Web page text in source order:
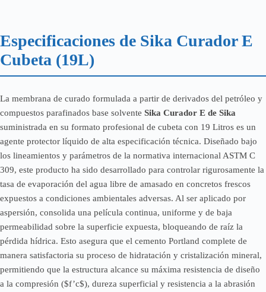
Especificaciones de Sika Curador E
Cubeta (19L)
La membrana de curado formulada a partir de derivados del petróleo y
compuestos parafinados base solvente Sika Curador E de Sika
suministrada en su formato profesional de cubeta con 19 Litros es un
agente protector líquido de alta especificación técnica. Diseñado bajo
los lineamientos y parámetros de la normativa internacional ASTM C
309, este producto ha sido desarrollado para controlar rigurosamente la
tasa de evaporación del agua libre de amasado en concretos frescos
expuestos a condiciones ambientales adversas. Al ser aplicado por
aspersión, consolida una película continua, uniforme y de baja
permeabilidad sobre la superficie expuesta, bloqueando de raíz la
pérdida hídrica. Esto asegura que el cemento Portland complete de
manera satisfactoria su proceso de hidratación y cristalización mineral,
permitiendo que la estructura alcance su máxima resistencia de diseño
a la compresión ($f’c$), dureza superficial y resistencia a la abrasión